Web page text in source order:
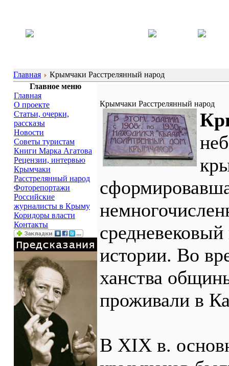
Главная
Крымчаки Расстрелянный народ
Главное меню
Главная
О проекте
Статьи, очерки,
рассказы
Новости
Советы туристам
Книги Марка Агатова
Рецензии, интервью
Крымчаки
Расстрелянный народ
Фоторепортажи
Российские
журналисты в Крыму
Коридоры власти
Контакты
Крымчаки Расстрелянный народ
истории. Во
ханства
проживали в
В XIX в.